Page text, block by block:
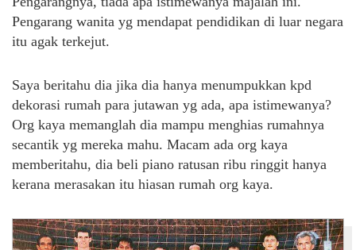
Pengarang wanita yg mendapat pendidikan di luar negara
itu agak terkejut.
Saya beritahu dia jika dia hanya menumpukkan kpd
dekorasi rumah para jutawan yg ada, apa istimewanya?
Org kaya memanglah dia mampu menghias rumahnya
secantik yg mereka mahu. Macam ada org kaya
memberitahu, dia beli piano ratusan ribu ringgit hanya
kerana merasakan itu hiasan rumah org kaya.